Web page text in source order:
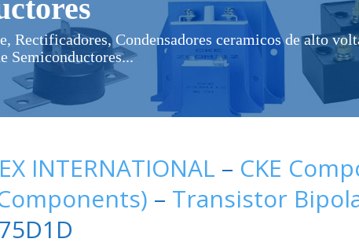
Rectificadores, Condensadores ceramicos de alto
Semiconductores...
INTERNATIONAL – CKE
– Transistor